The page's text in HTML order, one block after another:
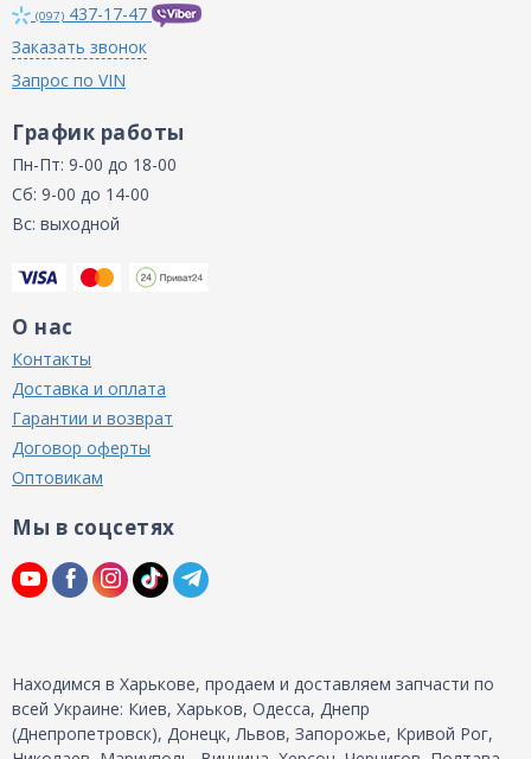
(097) 437-17-47
Заказать звонок
Запрос по VIN
График работы
Пн-Пт: 9-00 до 18-00
Сб: 9-00 до 14-00
Вс: выходной
О нас
Контакты
Доставка и оплата
Гарантии и возврат
Договор оферты
Оптовикам
Мы в соцсетях
Находимся в Харькове, продаем и доставляем запчасти по
всей Украине: Киев, Харьков, Одесса, Днепр
(Днепропетровск), Донецк, Львов, Запорожье, Кривой Рог,